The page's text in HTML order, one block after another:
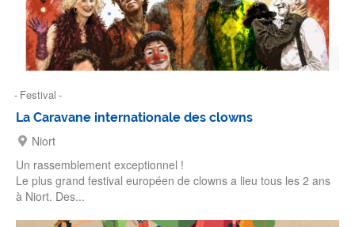
Festival
La Caravane internationale des clowns
Niort
Un rassemblement exceptionnel !
Le plus grand festival européen de clowns a lieu tous les 2 ans
à Niort. Des...